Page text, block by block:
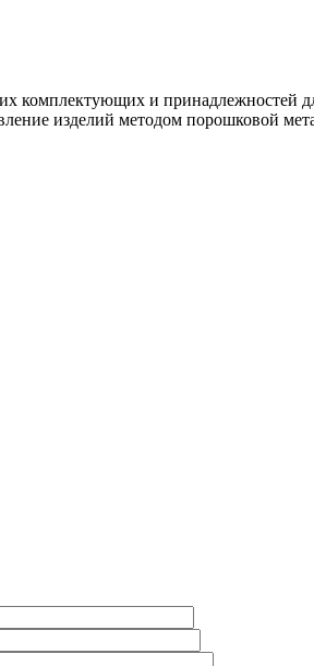
комплектующих и принадлежностей
изделий методом порошковой